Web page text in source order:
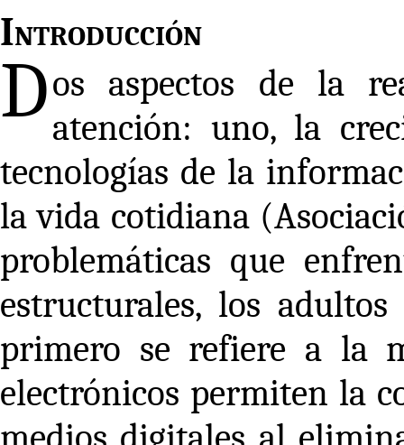
Introducción
Dos aspectos de la
atención: uno, la
tecnologías de la
la vida cotidiana
problemáticas que
estructurales, los
primero se refiere a la
electrónicos permiten la